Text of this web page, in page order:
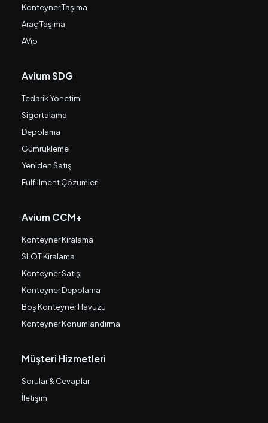
Konteyner Taşıma
Araç Taşıma
AVip
Avium SDG
Tedarik Yönetimi
Sigortalama
Depolama
Gümrükleme
Yeniden Satış
Fulfillment Çözümleri
Avium CCM+
Konteyner Kiralama
SLOT Kiralama
Konteyner Satışı
Konteyner Depolama
Boş Konteyner Havuzu
Konteyner Konumlandırma
Müşteri Hizmetleri
Sorular & Cevaplar
İletişim